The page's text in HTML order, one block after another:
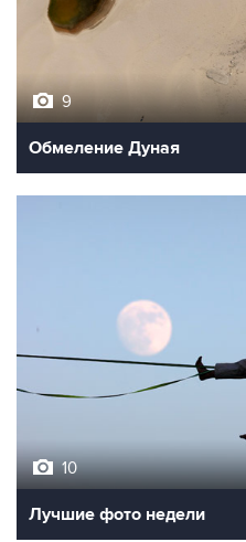
9
Обмеление Дуная
10
Лучшие фото недели